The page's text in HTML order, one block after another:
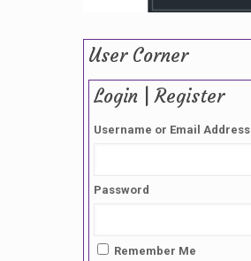
User Corner
Login | Register
Username or Email Address
Password
Remember Me